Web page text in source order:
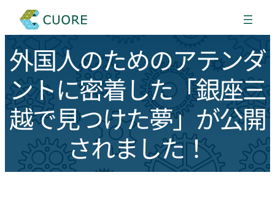
外国人のためのアテンダ
ントに密着した「銀座三
越で見つけた夢」が公開
されました！